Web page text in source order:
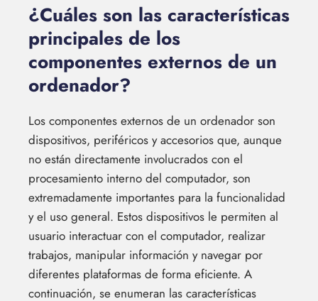
¿Cuáles son las características
principales de los
componentes externos de un
ordenador?
Los componentes externos de un ordenador son
dispositivos, periféricos y accesorios que, aunque
no están directamente involucrados con el
procesamiento interno del computador, son
extremadamente importantes para la funcionalidad
y el uso general. Estos dispositivos le permiten al
usuario interactuar con el computador, realizar
trabajos, manipular información y navegar por
diferentes plataformas de forma eficiente. A
continuación, se enumeran las características